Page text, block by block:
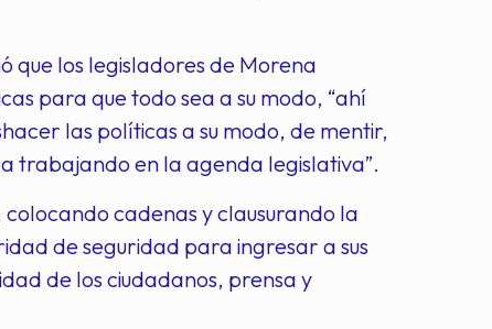
que los legisladores de Morena
para que todo sea a su modo, “ahí
las políticas a su modo, de mentir,
trabajando en la agenda legislativa”.
cadenas y clausurando la
de seguridad para ingresar a sus
de los ciudadanos, prensa y